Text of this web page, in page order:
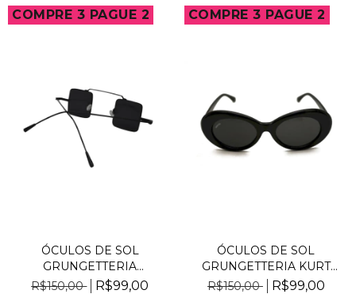
COMPRE 3 PAGUE 2
ÓCULOS DE SOL
GRUNGETTERIA
DADINHO PRETO
R$150,00 R$99,00
COMPRE 3 PAGUE 2
ÓCULOS DE SOL
GRUNGETTERIA KURT
PRETO
R$150,00 R$99,00